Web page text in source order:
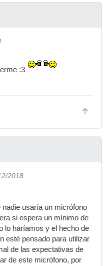
:3
2018
usaría un micrófono
si espera un mínimo de
lo haríamos y el hecho de
esté pensado para utilizar
de las expectativas de
de este micrófono, por